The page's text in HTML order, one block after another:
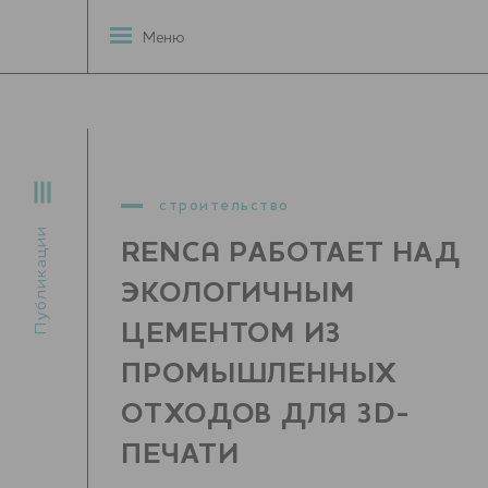
Публикации
Меню
строительство
RENCA РАБОТАЕТ НАД
ЭКОЛОГИЧНЫМ
ЦЕМЕНТОМ ИЗ
ПРОМЫШЛЕННЫХ
ОТХОДОВ ДЛЯ 3D-
ПЕЧАТИ